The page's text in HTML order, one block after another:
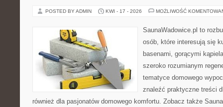
POSTED BY ADMIN KWI - 17 - 2026 MOŻLIWOŚĆ
SaunaWadowice.pl to
osób, które interesują się
basenami, gorącymi
szeroko rozumianym
tematyce domowego
znaleźć praktyczne treści
również dla pasjonatów domowego komfortu. Zobacz także